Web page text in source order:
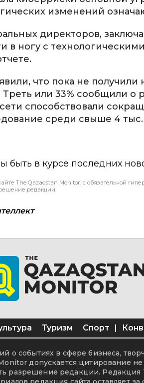
изменений
директоров,
в ногу с
что пока не
или 33% сообщили о
способствовали
среди свыше 4 тыс.
быть в курсе последних
The Qazaqstan Monitor, с обязательной
редакции.
Туризм Спорт |
событиях в сфере бизнеса,
допускается цитирование
разрешение редакции.